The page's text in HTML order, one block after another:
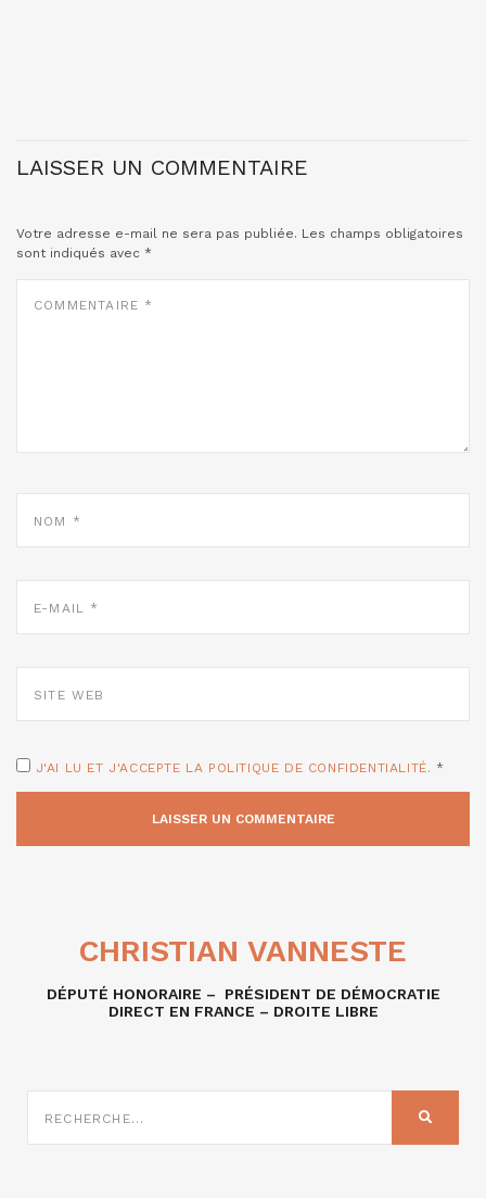
LAISSER UN COMMENTAIRE
Votre adresse e-mail ne sera pas publiée. Les champs obligatoires
sont indiqués avec *
MAIL
WEB
J'AI LU ET J'ACCEPTE LA POLITIQUE DE CONFIDENTIALITÉ. *
CHRISTIAN VANNESTE
DÉPUTÉ HONORAIRE – PRÉSIDENT DE DÉMOCRATIE
DIRECT EN FRANCE – DROITE LIBRE
SUR